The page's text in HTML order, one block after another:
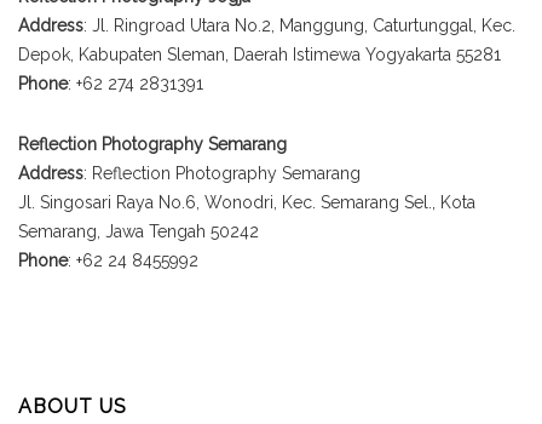
Address: Jl. Ringroad Utara No.2, Manggung, Caturtunggal, Kec.
Depok, Kabupaten Sleman, Daerah Istimewa Yogyakarta 55281
Phone: +62 274 2831391
Reflection Photography Semarang
Address: Reflection Photography Semarang
Jl. Singosari Raya No.6, Wonodri, Kec. Semarang Sel., Kota
Semarang, Jawa Tengah 50242
Phone: +62 24 8455992
ABOUT US